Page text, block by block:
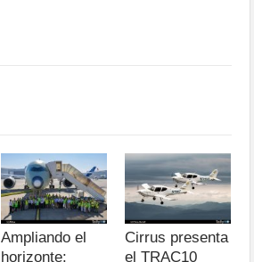
Ampliando el
horizonte:
Cirrus presenta
el TRAC10